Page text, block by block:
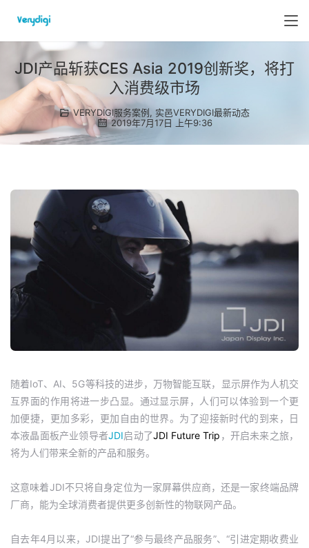
JDI产品斩获CES Asia 2019创新奖，将打
入消费级市场
VERYDIGI服务案例, 实邑VERYDIGI最新动态
2019年7月17日 上午9:36
随着IoT、AI、5G等科技的进步，万物智能互联，显示屏作为人机交
互界面的作用将进一步凸显。通过显示屏，人们可以体验到一个更
加便捷，更加多彩，更加自由的世界。为了迎接新时代的到来，日
本液晶面板产业领导者JDI启动了JDI Future Trip ，开启未来之旅，
将为人们带来全新的产品和服务。
这意味着JDI不只将自身定位为一家屏幕供应商，还是一家终端品牌
厂商，能为全球消费者提供更多创新性的物联网产品。
自去年4月以来，JDI提出了“参与最终产品服务”、“引进定期收费业